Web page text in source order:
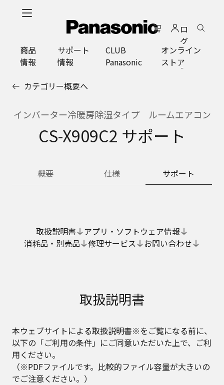
ロ
グ
イ
ン
商品
情報
サポート
情報
CLUB
Panasonic
オンライン
ストア
カテゴリー概要へ
インバーター冷暖房除湿タイプ ルームエアコン
CS-X909C2 サポート
概要 仕様 サポート
取扱説明書
アプリ・ソフトウェア情報
消耗品・別売品
修理サービス お問い合わせ
取扱説明書
本ウェブサイトによる取扱説明書※をご覧になる前に、
以下の「ご利用の条件」にご同意いただいた上で、ご利
用ください。
（※PDFファイルです。比較的ファイル容量が大きいの
でご注意ください。）